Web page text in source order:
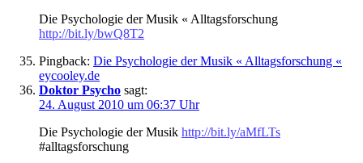
Die Psychologie der Musik « Alltagsforschung
http://bit.ly/bwQ8T2
Pingback: Die Psychologie der Musik « Alltagsforschung «
eycooley.de
Doktor Psycho sagt:
24. August 2010 um 06:37 Uhr
Die Psychologie der Musik http://bit.ly/aMfLTs
#alltagsforschung